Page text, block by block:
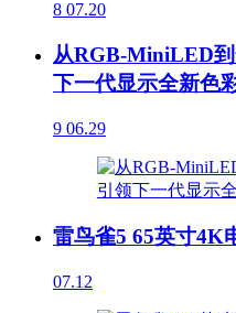
8 07.20
从RGB-MiniLED
下一代显示全新色
9 06.29
雷鸟雀5 65英寸4K
07.12